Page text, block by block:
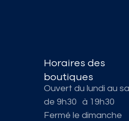
Horaires des
boutiques
Ouvert du lundi au
de 9h30 à 19h30
Fermé le dimanche